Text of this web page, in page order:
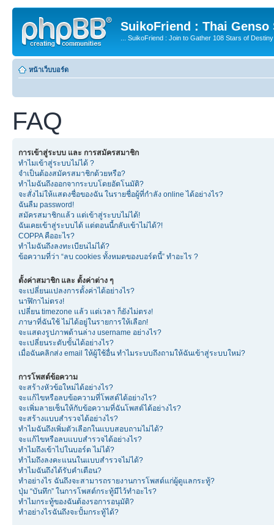
SuikoFriend : Thai Genso
... SuikoFriend : Join to Gather 108 Stars of
หน้าเว็บบอร์ด
FAQ
การเข้าสู่ระบบ และ การสมัครสมาชิก
ทำไมเข้าสู่ระบบไม่ได้ ?
จำเป็นต้องสมัครสมาชิกด้วยหรือ?
ทำไมฉันถึงออกจากระบบโดยอัตโนมัติ?
จะสั่งไม่ให้แสดงชื่อของฉัน ในรายชื่อผู้ที่กำลัง online ได้อย่างไร?
ฉันลืม password!
สมัครสมาชิกแล้ว แต่เข้าสู่ระบบไม่ได้!
ฉันเคยเข้าสู่ระบบได้ แต่ตอนนี้กลับเข้าไม่ได้?!
COPPA คืออะไร?
ทำไมฉันถึงลงทะเบียนไม่ได้?
ข้อความที่ว่า “ลบ cookies ทั้งหมดของบอร์ดนี้” ทำอะไร ?
ตั้งค่าสมาชิก และ ตั้งค่าต่าง ๆ
จะเปลี่ยนแปลงการตั้งค่าได้อย่างไร?
นาฬิกาไม่ตรง!
เปลี่ยน timezone แล้ว แต่เวลา ก็ยังไม่ตรง!
ภาษาที่ฉันใช้ ไม่ได้อยู่ในรายการให้เลือก!
จะแสดงรูปภาพด้านล่าง username อย่างไร?
จะเปลี่ยนระดับขั้นได้อย่างไร?
เมื่อฉันคลิกส่ง email ให้ผู้ใช้อื่น ทำไมระบบถึงถามให้ฉันเข้าสู่ระบบใหม่?
การโพสต์ข้อความ
จะสร้างหัวข้อใหม่ได้อย่างไร?
จะแก้ไขหรือลบข้อความที่โพสต์ได้อย่างไร?
จะเพิ่มลายเซ็นให้กับข้อความที่ฉันโพสต์ได้อย่างไร?
จะสร้างแบบสำรวจได้อย่างไร?
ทำไมฉันถึงเพิ่มตัวเลือกในแบบสอบถามไม่ได้?
จะแก้ไขหรือลบแบบสำรวจได้อย่างไร?
ทำไมถึงเข้าไปในบอร์ด ไม่ได้?
ทำไมถึงลงคะแนนในแบบสำรวจไม่ได้?
ทำไมฉันถึงได้รับคำเตือน?
ทำอย่างไร ฉันถึงจะสามารถรายงานการโพสต์แก่ผู้ดูแลกระทู้?
ปุ่ม “บันทึก” ในการโพสต์กระทู้มีไว้ทำอะไร?
ทำไมกระทู้ของฉันต้องรอการอนุมัติ?
ทำอย่างไรฉันถึงจะปั้มกระทู้ได้?